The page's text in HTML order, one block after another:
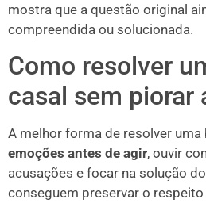
mostra que a questão original
compreendida ou solucionada.
Como resolver
casal sem piorar
A melhor forma de resolver uma
emoções antes de agir, ouvir
acusações e focar na solução
conseguem preservar o